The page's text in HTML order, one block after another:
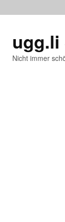
ugg.li
Nicht immer